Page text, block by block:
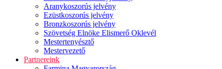
Aranykoszorús jelvény
Ezüstkoszorús jelvény
Bronzkoszorús jelvény
Szövetség Elnöke Elismerő Oklevél
Mestertenyésztő
Mestervezető
Partnereink